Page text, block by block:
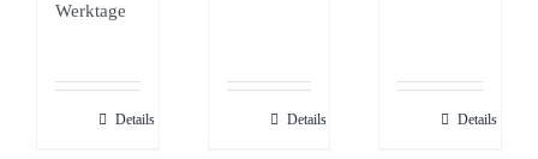
Werktage
Details Details Details